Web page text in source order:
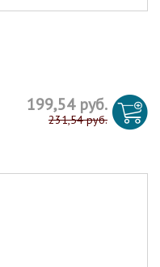
199,54 руб.
231,54 руб.